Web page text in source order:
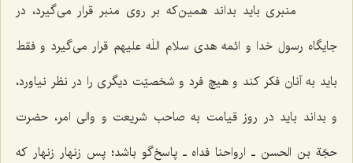
منبری باید بداند همین‌که بر روی منبر قرار می‌گیرد، در
جایگاه رسول خدا و ائمه هدی سلام اللَه علیهم قرار می‌گیرد و فقط
باید به آنان فکر کند و هیچ فرد و شخصیّت دیگری را در نظر نیاورد،
و بداند باید در روز قیامت به صاحب شریعت و والی امر، حضرت
حجّة بن الحسن ـ ارواحنا فداه ـ پاسخ‌گو باشد؛ پس زنهار زنهار که